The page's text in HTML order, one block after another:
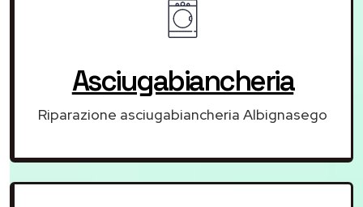
Asciugabiancheria
Riparazione asciugabiancheria Albignasego